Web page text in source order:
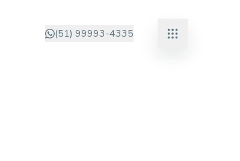
(51) 99993-4335